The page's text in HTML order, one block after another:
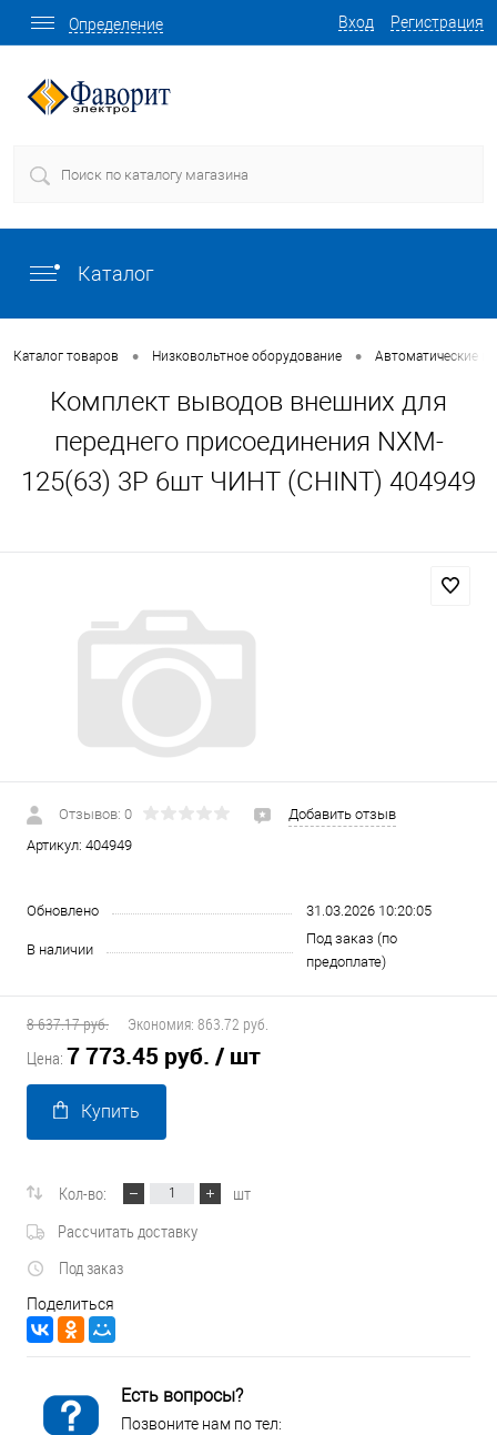
Вход Регистрация
Определение
Каталог
Каталог товаров • Низковольтное оборудование • Автоматические
Комплект выводов внешних для
переднего присоединения NXM-
125(63) 3P 6шт ЧИНТ (CHINT) 404949
Отзывов: 0
Добавить отзыв
Артикул: 404949
Обновлено 31.03.2026 10:20:05
В наличии
Под заказ (по
предоплате)
8 637.17 руб. Экономия: 863.72 руб.
Цена: 7 773.45 руб. / шт
Купить
Кол-во:
шт
Рассчитать доставку
Под заказ
Поделиться
Есть вопросы?
Позвоните нам по тел: